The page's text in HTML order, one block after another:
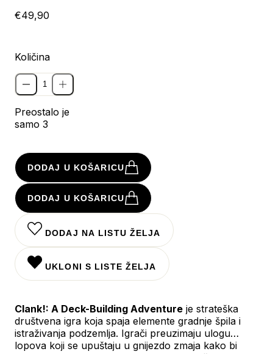
€49,90
Količina
Preostalo je
samo 3
DODAJ U KOŠARICU
DODAJ U KOŠARICU
DODAJ NA LISTU ŽELJA
UKLONI S LISTE ŽELJA
Clank!: A Deck-Building Adventure je strateška
društvena igra koja spaja elemente gradnje špila i
istraživanja podzemlja. Igrači preuzimaju ulogu
lopova koji se upuštaju u gnijezdo zmaja kako bi